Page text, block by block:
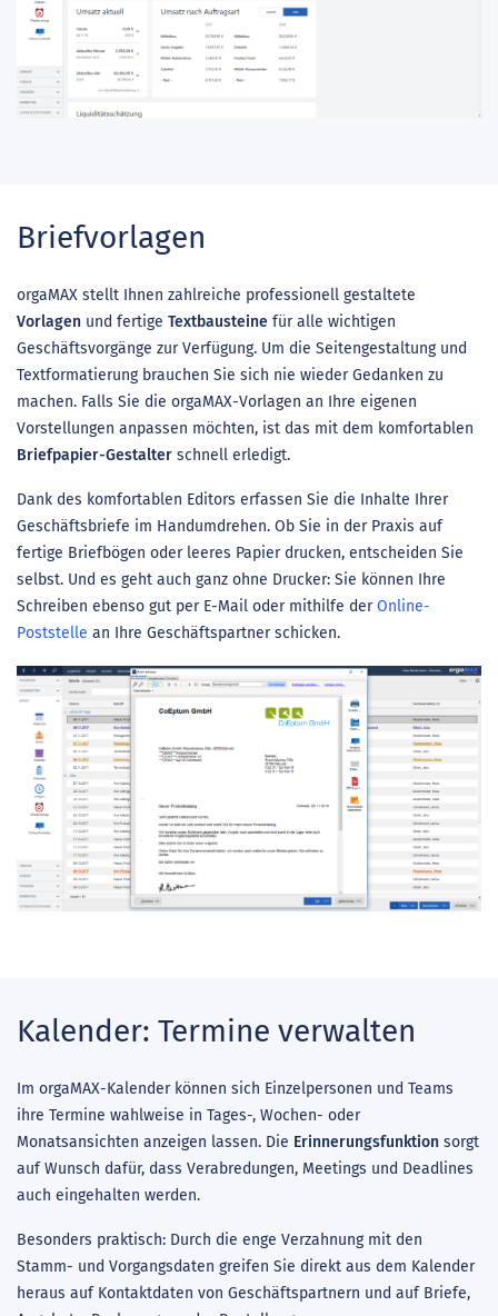
Briefvorlagen
orgaMAX stellt Ihnen zahlreiche professionell gestaltete
Vorlagen und fertige Textbausteine für alle wichtigen
Geschäftsvorgänge zur Verfügung. Um die Seitengestaltung und
Textformatierung brauchen Sie sich nie wieder Gedanken zu
machen. Falls Sie die orgaMAX-Vorlagen an Ihre eigenen
Vorstellungen anpassen möchten, ist das mit dem komfortablen
Briefpapier-Gestalter schnell erledigt.
Dank des komfortablen Editors erfassen Sie die Inhalte Ihrer
Geschäftsbriefe im Handumdrehen. Ob Sie in der Praxis auf
fertige Briefbögen oder leeres Papier drucken, entscheiden Sie
selbst. Und es geht auch ganz ohne Drucker: Sie können Ihre
Schreiben ebenso gut per E-Mail oder mithilfe derOnline-
Poststelle an Ihre Geschäftspartner schicken.
Kalender: Termine verwalten
Im orgaMAX-Kalender können sich Einzelpersonen und Teams
ihre Termine wahlweise in Tages-, Wochen- oder
Monatsansichten anzeigen lassen. Die Erinnerungsfunktion sorgt
auf Wunsch dafür, dass Verabredungen, Meetings und Deadlines
auch eingehalten werden.
Besonders praktisch: Durch die enge Verzahnung mit den
Stamm- und Vorgangsdaten greifen Sie direkt aus dem Kalender
heraus auf Kontaktdaten von Geschäftspartnern und auf Briefe,